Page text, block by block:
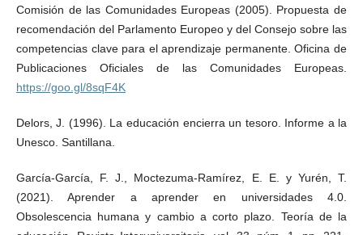
Comisión de las Comunidades Europeas (2005). Propuesta de
recomendación del Parlamento Europeo y del Consejo sobre las
competencias clave para el aprendizaje permanente. Oficina de
Publicaciones Oficiales de las Comunidades Europeas.
https://goo.gl/8sqF4K
Delors, J. (1996). La educación encierra un tesoro. Informe a la
Unesco. Santillana.
García-García, F. J., Moctezuma-Ramírez, E. E. y Yurén, T.
(2021). Aprender a aprender en universidades 4.0.
Obsolescencia humana y cambio a corto plazo. Teoría de la